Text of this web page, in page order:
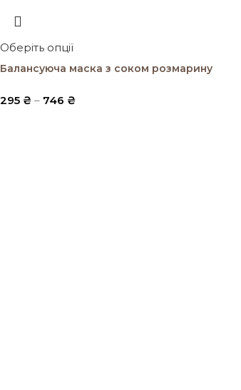
Оберіть опції
Балансуюча маска з соком розмарину
295 ₴ – 746 ₴